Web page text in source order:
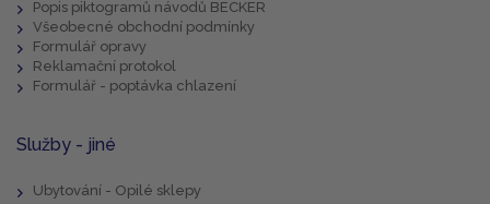
Popis piktogramů návodů BECKER
Všeobecné obchodní podmínky
Formulář opravy
Reklamační protokol
Formulář - poptávka chlazení
Služby - jiné
Ubytování - Opilé sklepy